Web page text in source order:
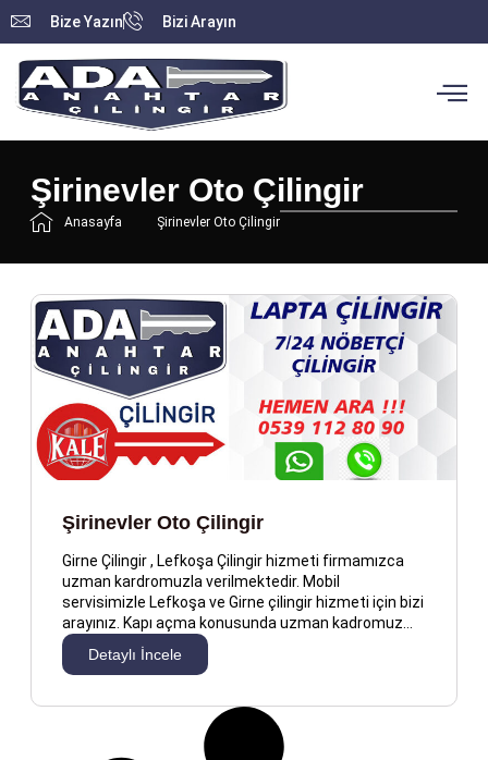
Bize Yazın Bizi Arayın
Şirinevler Oto Çilingir
Anasayfa Şirinevler Oto Çilingir
Şirinevler Oto Çilingir
Girne Çilingir , Lefkoşa Çilingir hizmeti firmamızca
uzman kardromuzla verilmektedir. Mobil
servisimizle Lefkoşa ve Girne çilingir hizmeti için bizi
arayınız. Kapı açma konusunda uzman kadromuz…
Detaylı İncele